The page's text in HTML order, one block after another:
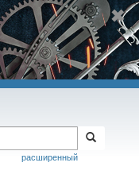
расширенный